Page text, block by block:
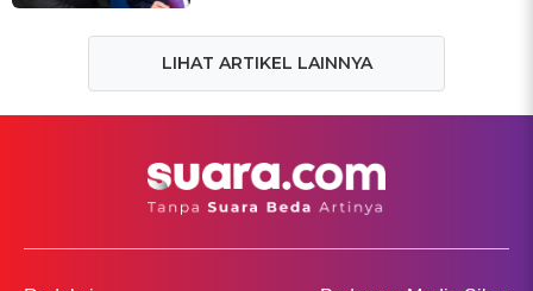
LIHAT ARTIKEL LAINNYA